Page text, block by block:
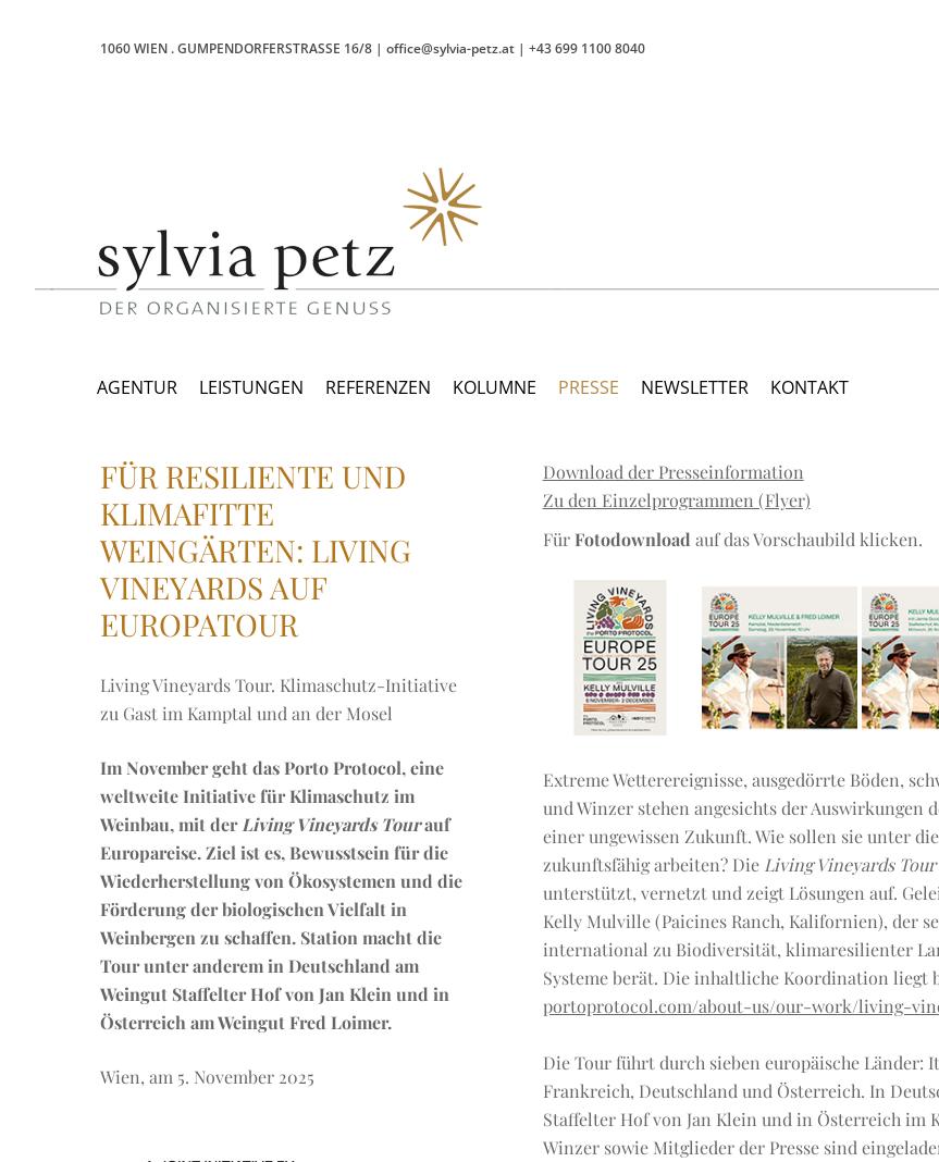
1060 WIEN .GUMPENDORFERSTRASSE 16/8 | office@sylvia-petz.at | +43 699 1100 8040
AGENTUR LEISTUNGEN REFERENZEN KOLUMNE PRESSE NEWSLETTER KONTAKT
FÜR RESILIENTE UND
KLIMAFITTE
WEINGÄRTEN: LIVING
VINEYARDS AUF
EUROPATOUR
Living Vineyards Tour. Klimaschutz-Initiative
zu Gast im Kamptal und an der Mosel
Im November geht das Porto Protocol, eine
weltweite Initiative für Klimaschutz im
Weinbau, mit der Living Vineyards Tourauf
Europareise. Ziel ist es, Bewusstsein für die
Wiederherstellung von Ökosystemen und die
Förderung der biologischen Vielfalt in
Weinbergen zu schaffen. Station macht die
Tour unter anderem in Deutschland am
Weingut Staffelter Hof von Jan Klein und in
Österreich am Weingut Fred Loimer.
Wien, am 5. November 2025
Download der Presseinformation
Zu den Einzelprogrammen (Flyer)
Für Fotodownload auf das Vorschaubild klicken.
Extreme Wetterereignisse, ausgedörrte Böden,
und Winzer stehen angesichts der Auswirkungen
einer ungewissen Zukunft. Wie sollen sie unter
zukunftsfähig arbeiten? Die Living Vineyards Tour
unterstützt, vernetzt und zeigt Lösungen auf.
Kelly Mulville (Paicines Ranch, Kalifornien), der
international zu Biodiversität, klimaresilienter
Systeme berät. Die inhaltliche Koordination liegt
portoprotocol.com/about-us/our-work/living-
Die Tour führt durch sieben europäische Länder:
Frankreich, Deutschland und Österreich. In
Staffelter Hof von Jan Klein und in Österreich im
Winzer sowie Mitglieder der Presse sind